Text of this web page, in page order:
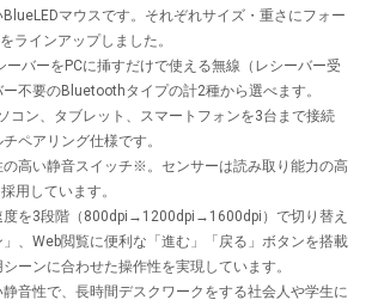
マウスです。それぞれサイズ・重さにフォー
ラインアップしました。
ーバーをPCに挿すだけで使える無線（レシーバー受
不要のBluetoothタイプの計2種から選べます。
コン、タブレット、スマートフォンを3台まで接続
ペアリング仕様です。
高い静音スイッチ※。センサーは読み取り能力の高
用しています。
を3段階（800dpi→1200dpi→1600dpi）で切り替え
」、Web閲覧に便利な「進む」「戻る」ボタンを搭載
ーンに合わせた操作性を実現しています。
音性で、長時間デスクワークをする社会人や学生に